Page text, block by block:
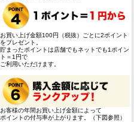
お買い上げ金額100円（税抜）ごとに2ポイント
をプレゼント。
貯まったポイントは店舗でもネットでも1ポイン
ト＝1円で
ご利用いただけます。
お客様の年間お買い上げ金額によって
ポイントの付与率が上がります。（下図参照）